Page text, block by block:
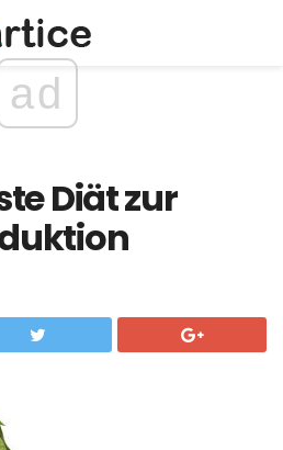
ad
Diät zur